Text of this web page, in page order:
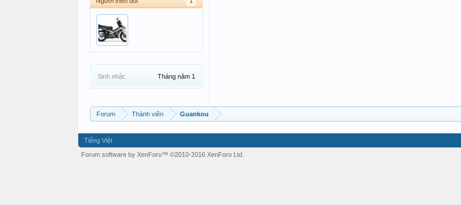
Sinh nhật: Tháng năm 1
Forum Thành viên Guankou
Tiếng Việt
Forum software by XenForo™ ©2010-2016 XenForo Ltd.